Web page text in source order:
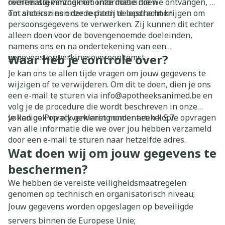
om anderszins onze rechten te beschermen.
Tot slot kan een derde partij de opdracht krijgen om
persoonsgegevens te verwerken. Zij kunnen dit echter
alleen doen voor de bovengenoemde doeleinden,
namens ons en na ondertekening van een
gegevensverwerkingsovereenkomst.
Waar heb je controle over?
Je kan ons te allen tijde vragen om jouw gegevens te
wijzigen of te verwijderen. Om dit te doen, dien je ons
een e-mail te sturen via info@apotheeksanimed.be en
volg je de procedure die wordt beschreven in onze
volledige Privacyverklaring onder artikel 5.7.
Je kan ook op elk gewenst moment een kopie opvragen
van alle informatie die we over jou hebben verzameld
door een e-mail te sturen naar hetzelfde adres.
Wat doen wij om jouw gegevens te
beschermen?
We hebben de vereiste veiligheidsmaatregelen
genomen op technisch en organisatorisch niveau;
Jouw gegevens worden opgeslagen op beveiligde
servers binnen de Europese Unie;